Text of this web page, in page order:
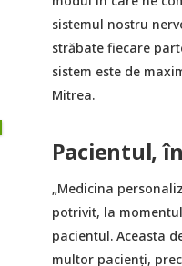
sistemul nostru
străbate fiecare
sistem este de
Mitrea.
Pacientul,
„Medicina
potrivit, la
pacientul. Aceasta
multor pacienți,